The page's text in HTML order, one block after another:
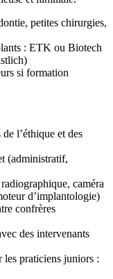
petites chirurgies,
: ETK ou Biotech
si formation
l’éthique et des
(administratif,
caméra
d’implantologie)
confrères
des intervenants
les praticiens juniors :